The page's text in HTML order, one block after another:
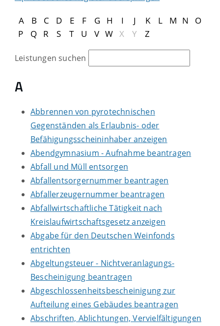
A B C D E F G H I J K L M N
O
P
Q R S T U V W X Y Z
Leistungen suchen
A
Abbrennen von pyrotechnischen
Gegenständen als Erlaubnis- oder
Befähigungsscheininhaber anzeigen
Abendgymnasium - Aufnahme beantragen
Abfall und Müll entsorgen
Abfallentsorgernummer beantragen
Abfallerzeugernummer beantragen
Abfallwirtschaftliche Tätigkeit nach
Kreislaufwirtschaftsgesetz anzeigen
Abgabe für den Deutschen Weinfonds
entrichten
Abgeltungsteuer - Nichtveranlagungs-
Bescheinigung beantragen
Abgeschlossenheitsbescheinigung zur
Aufteilung eines Gebäudes beantragen
Abschriften, Ablichtungen, Vervielfältigungen